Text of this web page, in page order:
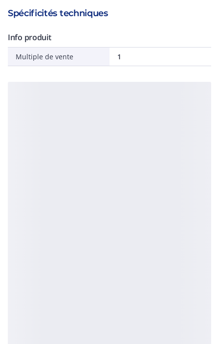
Spécificités techniques
Info produit
Multiple de vente 1